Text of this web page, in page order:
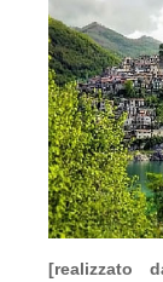
[realizzato